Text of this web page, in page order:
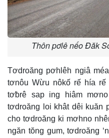
Thôn pơlê nếo Đăk
Tơdroăng pơhlêh ngiâ
tơnôu Wừu nôkố rế hía
tơƀrê sap ing hiâm
tơdroăng loi khât dêi kuăn
cho tơdroăng ki mơhno
ngăn tŏng gum, tơdroăng